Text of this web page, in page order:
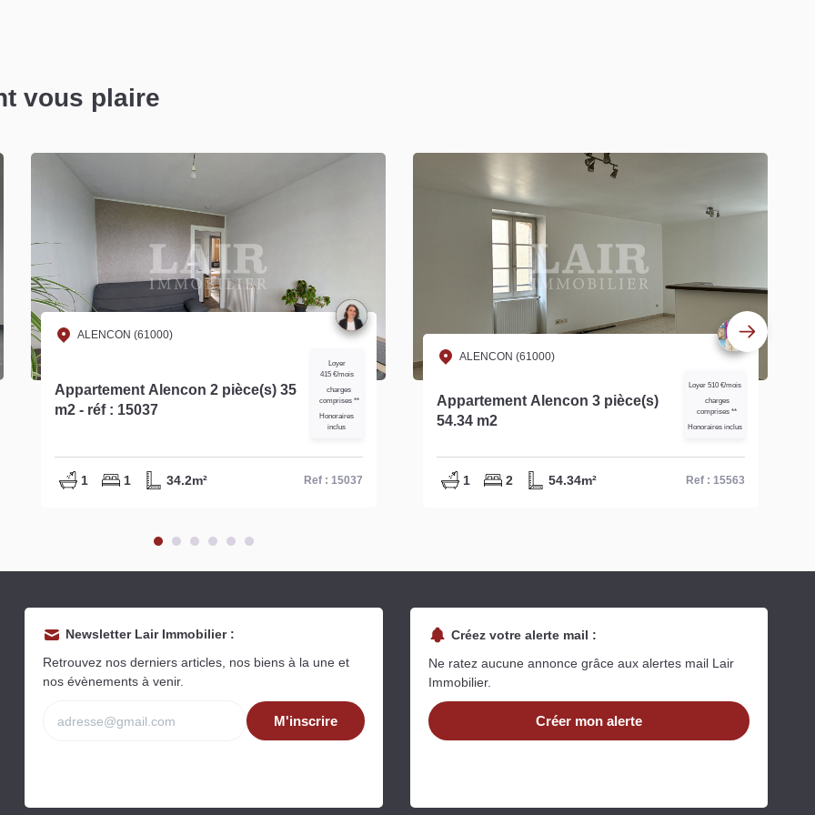
vous plaire
Appartement Alencon 3 pièce(s)
Loyer 510 €/mois
charges
comprises **
Honoraires inclus
1 2 54.34m² Ref : 15563
ALENCON (61000)
Appartement Alencon 2 pièce(s)
réf : 14763
Loyer 590 €/mois
charges
comprises **
Honoraires inclus
1 1 60m² Ref : 14763
Newsletter Lair Immobilier :
Retrouvez nos derniers articles, nos biens à la une et
nos évènements à venir.
M'inscrire
Créez votre alerte mail :
Ne ratez aucune annonce grâce aux alertes mail Lair
Immobilier.
Créer mon alerte